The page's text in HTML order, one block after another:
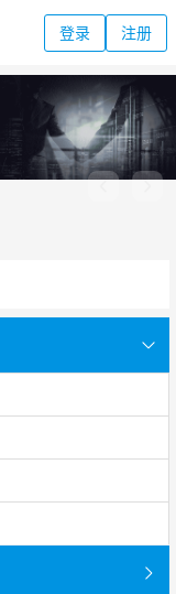
登录 注册